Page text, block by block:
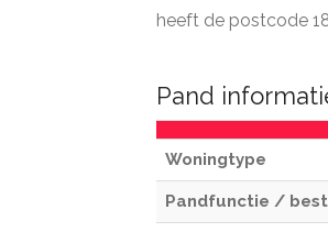
heeft de postcode
Pand
Woningtype
Pandfunctie /